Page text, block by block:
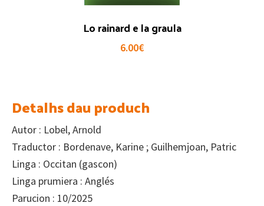
Lo rainard e la graula
6.00€
Detalhs dau produch
Autor : Lobel, Arnold
Traductor : Bordenave, Karine ; Guilhemjoan, Patric
Linga : Occitan (gascon)
Linga prumiera : Anglés
Parucion : 10/2025